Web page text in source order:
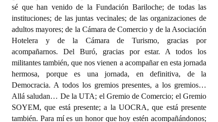
sé que han venido de la Fundación Bariloche; de todas las
instituciones; de las juntas vecinales; de las organizaciones de
adultos mayores; de la Cámara de Comercio y de la Asociación
Hotelera y de la Cámara de Turismo, gracias por
acompañarnos. Del Buró, gracias por estar. A todos los
militantes también, que nos vienen a acompañar en esta jornada
hermosa, porque es una jornada, en definitiva, de la
Democracia. A todos los gremios presentes, a los gremios…
Allá saludan… De la UTA; el Gremio de Comercio; el Gremio
SOYEM, que está presente; a la UOCRA, que está presente
también. Para mí es un honor que hoy estén acompañándonos;